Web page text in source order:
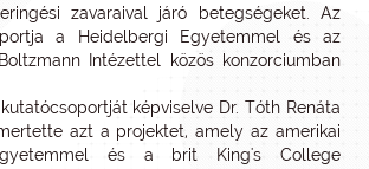
zavaraival járó betegségeket. Az
a Heidelbergi Egyetemmel és az
Intézettel közös konzorciumban
képviselve Dr. Tóth Renáta
azt a projektet, amely az amerikai
és a brit King's College